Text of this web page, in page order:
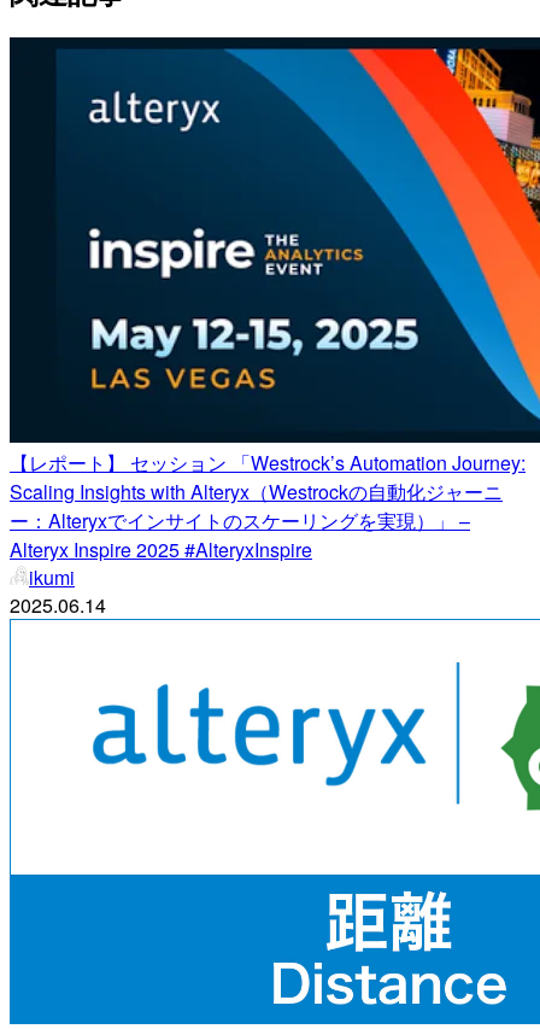
【レポート】 セッション 「Westrock’s Automation Journey:
Scaling Insights with Alteryx（Westrockの自動化ジャーニ
ー：Alteryxでインサイトのスケーリングを実現）」 –
Alteryx Inspire 2025 #AlteryxInspire
ikumi
2025.06.14